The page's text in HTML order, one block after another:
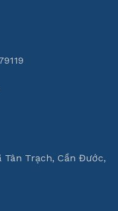
Tân Trạch, Cần Đước,